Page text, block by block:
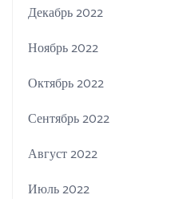
Декабрь 2022
Ноябрь 2022
Октябрь 2022
Сентябрь 2022
Август 2022
Июль 2022